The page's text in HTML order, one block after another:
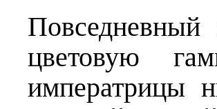
цветовую
императрицы